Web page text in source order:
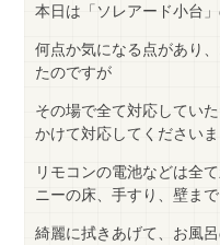
本日は「ソレアード小台
何点か気になる点があり
たのですが
その場で全て対応してい
かけて対応してくださいま
リモコンの電池などは全
ニーの床、手すり、壁まで
綺麗に拭きあげて、お風